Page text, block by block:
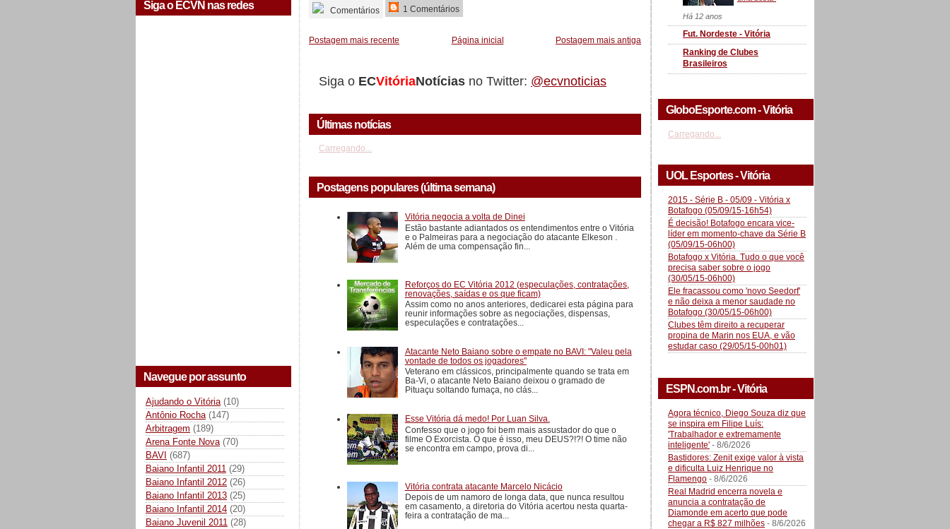
Siga o ECVN nas redes
Navegue por assunto
Ajudando o Vitória (10)
Antônio Rocha (147)
Arbitragem (189)
Arena Fonte Nova (70)
BAVI (687)
Baiano Infantil 2011 (29)
Baiano Infantil 2012 (26)
Baiano Infantil 2013 (25)
Baiano Infantil 2014 (20)
Baiano Juvenil 2011 (28)
Comentários 1 Comentários
Postagem mais recente Postagem mais antiga
Página inicial
Siga o ECVitóriaNotícias no Twitter: @ecvnoticias
Últimas notícias
Carregando...
Postagens populares (última semana)
Vitória negocia a volta de Dinei
Estão bastante adiantados os entendimentos entre o Vitória
e o Palmeiras para a negociação do atacante Elkeson .
Além de uma compensação fin...
Reforços do EC Vitória 2012 (especulações, contratações,
renovações, saídas e os que ficam)
Assim como no anos anteriores, dedicarei esta página para
reunir informações sobre as negociações, dispensas,
especulações e contratações...
Atacante Neto Baiano sobre o empate no BAVI: "Valeu pela
vontade de todos os jogadores"
Veterano em clássicos, principalmente quando se trata em
Ba-Vi, o atacante Neto Baiano deixou o gramado de
Pituaçu soltando fumaça, no clás...
Esse Vitória dá medo! Por Luan Silva.
Confesso que o jogo foi bem mais assustador do que o
filme O Exorcista. O que é isso, meu DEUS?!?! O time não
se encontra em campo, prova di...
Vitória contrata atacante Marcelo Nicácio
Depois de um namoro de longa data, que nunca resultou
em casamento, a diretoria do Vitória acertou nesta quarta-
feira a contratação de ma...
Há 12 anos
Fut. Nordeste - Vitória
Ranking de Clubes
Brasileiros
GloboEsporte.com - Vitória
Carregando...
UOL Esportes - Vitória
2015 - Série B - 05/09 - Vitória x
Botafogo (05/09/15-16h54)
É decisão! Botafogo encara vice-
líder em momento-chave da Série B
(05/09/15-06h00)
Botafogo x Vitória. Tudo o que você
precisa saber sobre o jogo
(30/05/15-06h00)
Ele fracassou como 'novo Seedorf'
e não deixa a menor saudade no
Botafogo (30/05/15-06h00)
Clubes têm direito a recuperar
propina de Marin nos EUA, e vão
estudar caso (29/05/15-00h01)
ESPN.com.br - Vitória
Agora técnico, Diego Souza diz que
se inspira em Filipe Luís:
'Trabalhador e extremamente
inteligente' - 8/6/2026
Bastidores: Zenit exige valor à vista
e dificulta Luiz Henrique no
Flamengo - 8/6/2026
Real Madrid encerra novela e
anuncia a contratação de
Diamonde em acerto que pode
chegar a R$ 827 milhões - 8/6/2026